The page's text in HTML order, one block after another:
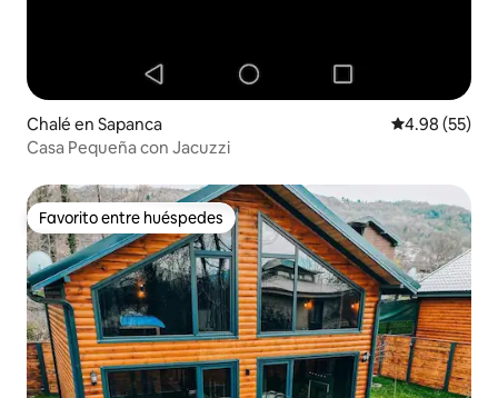
Chalé en Sapanca Calificación
4.98 (55)
Casa Pequeña con Jacuzzi
Favorito entre huéspedes
Favorito entre huéspedes